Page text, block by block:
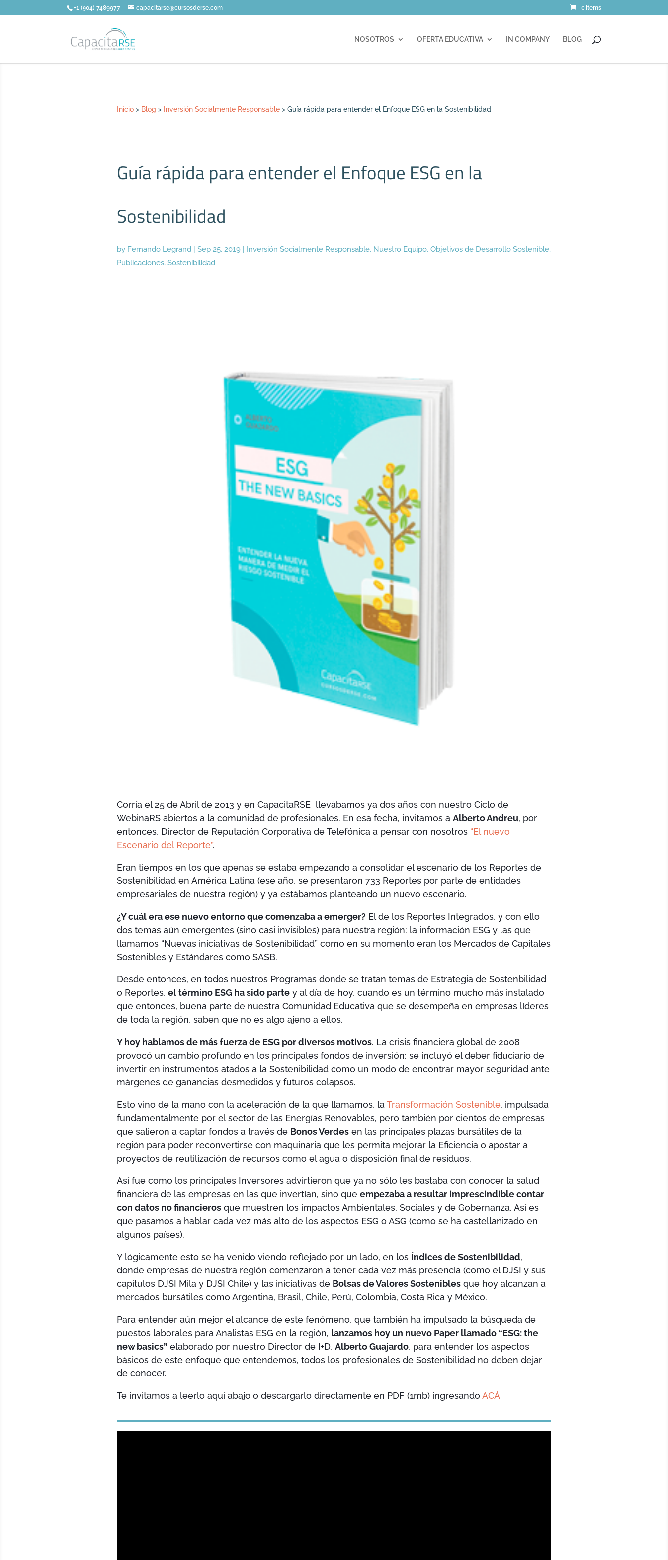
+1 (904) 7489977 capacitarse@cursosderse.com 0 Items
NOSOTROS OFERTA EDUCATIVA IN COMPANY BLOG
Inicio > Blog > Inversión Socialmente Responsable >Guía rápida para entender el Enfoque ESG en la Sostenibilidad
Guía rápida para entender el Enfoque ESG en la
Sostenibilidad
by Fernando Legrand |Sep 25, 2019 Inversión Socialmente Responsable, Nuestro Equipo,Objetivos de Desarrollo Sostenible,
Publicaciones,Sostenibilidad
Corría el 25 de Abril de 2013 y en CapacitaRSE llevábamos ya dos años con nuestro Ciclo de
WebinaRS abiertos a la comunidad de profesionales. En esa fecha, invitamos aAlberto Andreu, por
entonces, Director de Reputación Corporativa de Telefónica a pensar con nosotros “El nuevo
Escenario del Reporte”.
Eran tiempos en los que apenas se estaba empezando a consolidar el escenario de los Reportes de
Sostenibilidad en América Latina (ese año, se presentaron 733 Reportes por parte de entidades
empresariales de nuestra región) y ya estábamos planteando un nuevo escenario.
¿Y cuál era ese nuevo entorno que comenzaba a emerger? El de los Reportes Integrados, y con ello
dos temas aún emergentes (sino casi invisibles) para nuestra región: la información ESG y las que
llamamos “Nuevas iniciativas de Sostenibilidad” como en su momento eran los Mercados de Capitales
Sostenibles y Estándares como SASB.
Desde entonces, en todos nuestros Programas donde se tratan temas de Estrategia de Sostenbilidad
o Reportes,el término ESG ha sido parte y al día de hoy, cuando es un término mucho más instalado
que entonces, buena parte de nuestra Comunidad Educativa que se desempeña en empresas líderes
de toda la región, saben que no es algo ajeno a ellos.
Y hoy hablamos de más fuerza de ESG por diversos motivos. La crisis financiera global de 2008
provocó un cambio profundo en los principales fondos de inversión: se incluyó el deber fiduciario de
invertir en instrumentos atados a la Sostenibilidad como un modo de encontrar mayor seguridad ante
márgenes de ganancias desmedidos y futuros colapsos.
Esto vino de la mano con la aceleración de la que llamamos, laTransformación Sostenible, impulsada
fundamentalmente por el sector de las Energías Renovables, pero también por cientos de empresas
que salieron a captar fondos a través de Bonos Verdes en las principales plazas bursátiles de la
región para poder reconvertirse con maquinaria que les permita mejorar la Eficiencia o apostar a
proyectos de reutilización de recursos como el agua o disposición final de residuos.
Así fue como los principales Inversores advirtieron que ya no sólo les bastaba con conocer la salud
financiera de las empresas en las que invertían, sino queempezaba a resultar imprescindible contar
con datos no financieros que muestren los impactos Ambientales, Sociales y de Gobernanza. Así es
que pasamos a hablar cada vez más alto de los aspectos ESG o ASG (como se ha castellanizado en
algunos países).
Y lógicamente esto se ha venido viendo reflejado por un lado, en los Índices de Sostenibilidad,
donde empresas de nuestra región comenzaron a tener cada vez más presencia (como el DJSI y sus
capítulos DJSI Mila y DJSI Chile) y las iniciativas de Bolsas de Valores Sostenibles que hoy alcanzan a
mercados bursátiles como Argentina, Brasil, Chile, Perú, Colombia, Costa Rica y México.
Para entender aún mejor el alcance de este fenómeno, que también ha impulsado la búsqueda de
puestos laborales para Analistas ESG en la región, lanzamos hoy un nuevo Paper llamado “ESG: the
new basics” elaborado por nuestro Director de I+D,Alberto Guajardo, para entender los aspectos
básicos de este enfoque que entendemos, todos los profesionales de Sostenibilidad no deben dejar
de conocer.
Te invitamos a leerlo aquí abajo o descargarlo directamente en PDF (1mb) ingresandoACÁ.